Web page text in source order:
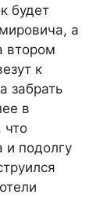
будет
а
втором
к
забрать
в
что
и подолгу